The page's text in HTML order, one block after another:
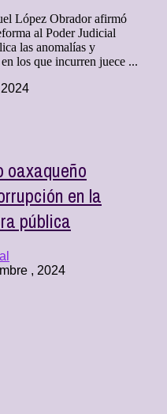
López Obrador afirmó
al Poder Judicial
las anomalías y
los que incurren juece ...
oaxaqueño
en la
pública
, 2024